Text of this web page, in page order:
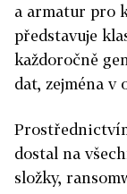
a armatur pro
představuje
každoročně
dat, zejména
dostal na
složky,